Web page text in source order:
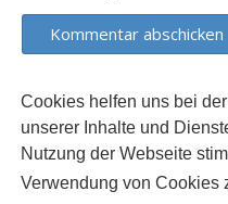
Cookies helfen uns bei
unserer Inhalte und
Nutzung der Webseite
Verwendung von Cookies
Diese Website verwendet
Erfahre, wie deine